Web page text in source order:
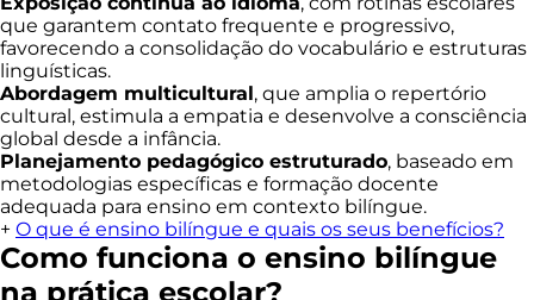
que garantem contato frequente e progressivo,
favorecendo a consolidação do vocabulário e estruturas
linguísticas.
Abordagem multicultural, que amplia o repertório
cultural, estimula a empatia e desenvolve a consciência
global desde a infância.
Planejamento pedagógico estruturado, baseado em
metodologias específicas e formação docente
adequada para ensino em contexto bilíngue.
+ O que é ensino bilíngue e quais os seus benefícios?
Como funciona o ensino bilíngue
na prática escolar?